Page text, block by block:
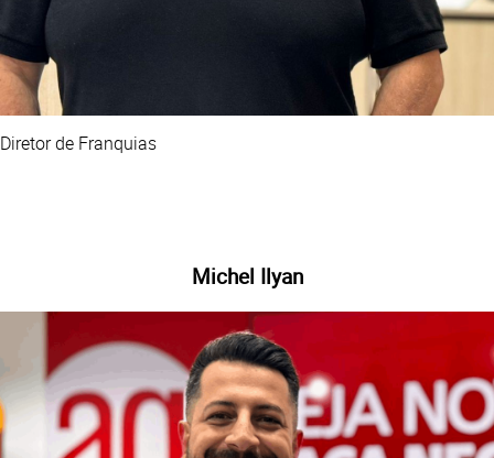
Diretor de Franquias
Michel Ilyan